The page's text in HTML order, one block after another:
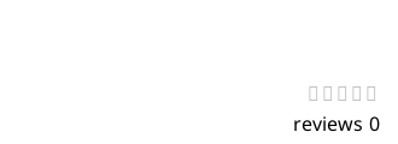
0 reviews